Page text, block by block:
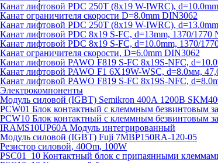
Канат лифтовой PDC 250T (8x19 W-IWRC),
Канат ограничителя скорости D=8.0mm DIN3062
Канат лифтовой PDC 250T (8x19 W-IWRC),
Канат лифтовой PDC 8х19 S-FC, d=13mm, 1370/
Канат лифтовой PDC 8x19 S-FC, d=10.0mm, 1370/
Канат ограничителя скорости, D=6.0mm DIN3062
Канат лифтовой PAWO F819 S-FC 8х19S-NFC,
Канат лифтовой PAWO F1 6X19W-WSC, d=8.0мм,
Канат лифтовой PAWO F819 S-FC 8х19S-NFC,
Электрокомпоненты
Модуль силовой (IGBT) Semikron 400А 1200В
PCW01 Блок контактный с клеммным безвинтовым
PCW10 Блок контактный с клеммным безвинтовым
IRAMS10UP60A Модуль интегрированный
Модуль силовой (IGBT) Fuji 7MBP150RA-120-05
Резистор силовой, 40Om, 100W
PSC01_10 Контактный блок с припаянными